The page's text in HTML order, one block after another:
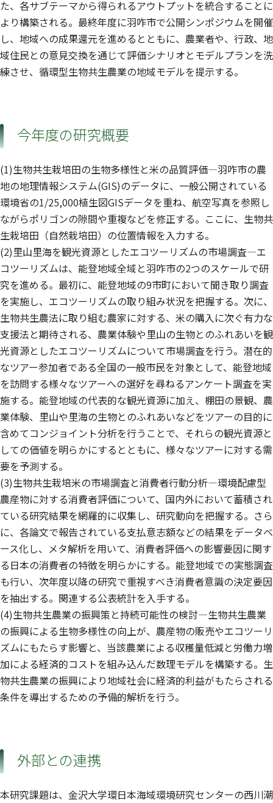
た、各サブテーマから得られるアウトプットを統合することに
より構築される。最終年度に羽咋市で公開シンポジウムを開催
し、地域への成果還元を進めるとともに、農業者や、行政、地
域住民との意見交換を通じて評価シナリオとモデルプランを洗
練させ、循環型生物共生農業の地域モデルを提示する。
今年度の研究概要
(1)生物共生栽培田の生物多様性と米の品質評価—羽咋市の農
地の地理情報システム(GIS)のデータに、一般公開されている
環境省の1/25,000植生図GISデータを重ね、航空写真を参照し
ながらポリゴンの隙間や重複などを修正する。ここに、生物共
生栽培田（自然栽培田）の位置情報を入力する。
(2)里山里海を観光資源としたエコツーリズムの市場調査—エ
コツーリズムは、能登地域全域と羽咋市の2つのスケールで研
究を進める。最初に、能登地域の9市町において聞き取り調査
を実施し、エコツーリズムの取り組み状況を把握する。次に、
生物共生農法に取り組む農家に対する、米の購入に次ぐ有力な
支援法と期待される、農業体験や里山の生物とのふれあいを観
光資源としたエコツーリズムについて市場調査を行う。潜在的
なツアー参加者である全国の一般市民を対象として、能登地域
を訪問する様々なツアーへの選好を尋ねるアンケート調査を実
施する。能登地域の代表的な観光資源に加え、棚田の景観、農
業体験、里山や里海の生物とのふれあいなどをツアーの目的に
含めてコンジョイント分析を行うことで、それらの観光資源と
しての価値を明らかにするとともに、様々なツアーに対する需
要を予測する。
(3)生物共生栽培米の市場調査と消費者行動分析—環境配慮型
農産物に対する消費者評価について、国内外において蓄積され
ている研究結果を網羅的に収集し、研究動向を把握する。さら
に、各論文で報告されている支払意志額などの結果をデータベ
ース化し、メタ解析を用いて、消費者評価への影響要因に関す
る日本の消費者の特徴を明らかにする。能登地域での実態調査
も行い、次年度以降の研究で重視すべき消費者意識の決定要因
を抽出する。関連する公表統計を入手する。
(4)生物共生農業の振興策と持続可能性の検討—生物共生農業
の振興による生物多様性の向上が、農産物の販売やエコツーリ
ズムにもたらす影響と、当該農業による収穫量低減と労働力増
加による経済的コストを組み込んだ数理モデルを構築する。生
物共生農業の振興により地域社会に経済的利益がもたらされる
条件を導出するための予備的解析を行う。
外部との連携
本研究課題は、金沢大学環日本海域環境研究センターの西川潮